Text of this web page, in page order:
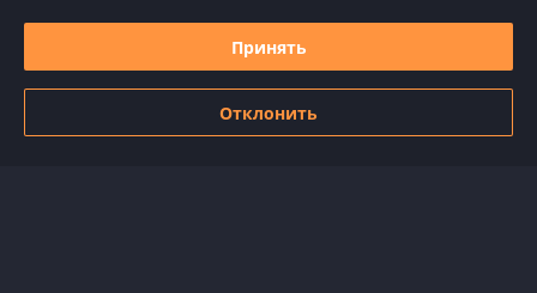
Полная версия сайта
Сайт создан на платформе Deal.by
Принять
Отклонить